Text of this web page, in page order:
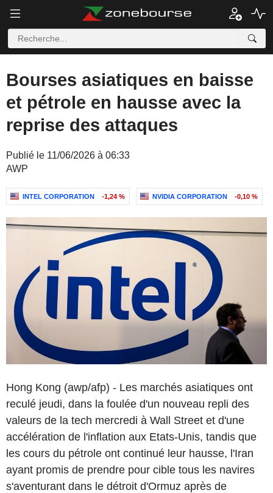
Bourses asiatiques en baisse
et pétrole en hausse avec la
reprise des attaques
Publié le 11/06/2026 à 06:33
AWP
INTEL CORPORATION -1,24 % NVIDIA CORPORATION -0,10 %
Hong Kong (awp/afp) - Les marchés asiatiques ont
reculé jeudi, dans la foulée d'un nouveau repli des
valeurs de la tech mercredi à Wall Street et d'une
accélération de l'inflation aux Etats-Unis, tandis que
les cours du pétrole ont continué leur hausse, l'Iran
ayant promis de prendre pour cible tous les navires
s'aventurant dans le détroit d'Ormuz après de